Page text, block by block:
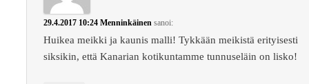
29.4.2017 10:24 Menninkäinen sanoi:
Huikea meikki ja kaunis malli! Tykkään meikistä erityisesti
siksikin, että Kanarian kotikuntamme tunnuseläin on lisko!